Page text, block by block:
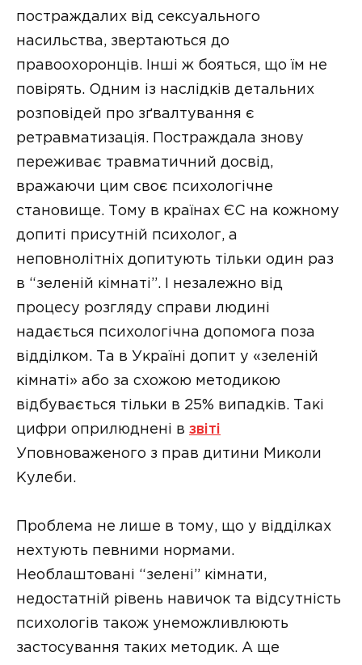
постраждалих від сексуального
насильства, звертаються до
правоохоронців. Інші ж бояться, що їм не
повірять. Одним із наслідків детальних
розповідей про зґвалтування є
ретравматизація. Постраждала знову
переживає травматичний досвід,
вражаючи цим своє психологічне
становище. Тому в країнах ЄС на кожному
допиті присутній психолог, а
неповнолітніх допитують тільки один раз
в “зеленій кімнаті”. І незалежно від
процесу розгляду справи людині
надається психологічна допомога поза
відділком. Та в Україні допит у «зеленій
кімнаті» або за схожою методикою
відбувається тільки в 25% випадків. Такі
цифри оприлюднені в звіті
Уповноваженого з прав дитини Миколи
Кулеби.
Проблема не лише в тому, що у відділках
нехтують певними нормами.
Необлаштовані “зелені” кімнати,
недостатній рівень навичок та відсутність
психологів також унеможливлюють
застосування таких методик. А ще